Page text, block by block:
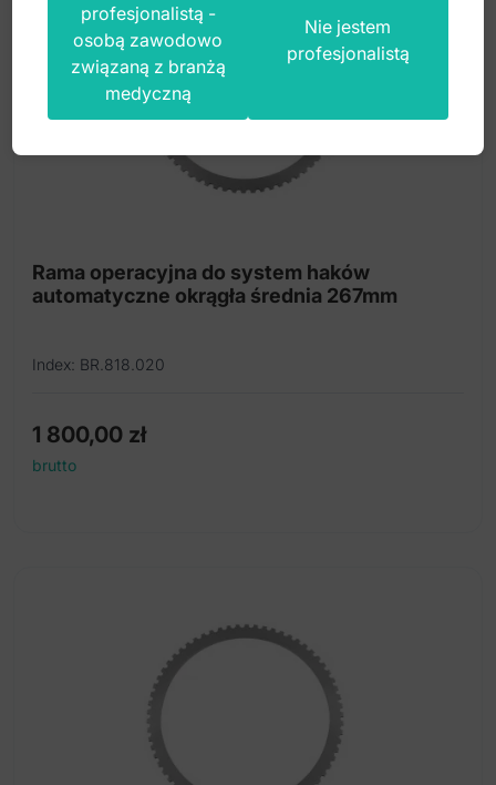
Rama operacyjna do system haków
automatyczne okrągła średnia 267mm
Index: BR.818.020
1 800,00 zł
brutto
profesjonalistą -
osobą zawodowo
związaną z branżą
medyczną
Nie jestem
profesjonalistą